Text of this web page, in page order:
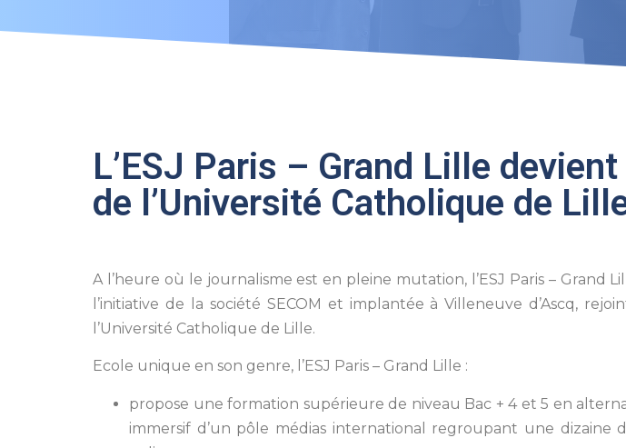
L’ESJ Paris – Grand Lille
de l’Université Catholique de
A l’heure où le journalisme est en pleine mutation, l’ESJ Paris – Grand
l’initiative de la société SECOM et implantée à Villeneuve d’Ascq,
l’Université Catholique de Lille.
Ecole unique en son genre, l’ESJ Paris – Grand Lille :
propose une formation supérieure de niveau Bac + 4 et 5 en
immersif d’un pôle médias international regroupant une dizaine